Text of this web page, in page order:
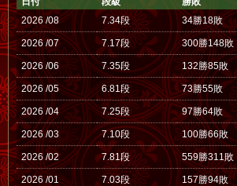
2026 /08
7.34段 34勝18敗
2026 /07 7.17段 300勝148敗
2026 /06 7.35段 132勝85敗
2026 /05 6.81段 73勝55敗
2026 /04 7.25段 97勝64敗
2026 /03 7.10段 100勝66敗
2026 /02 7.81段 559勝311敗
2026 /01 7.03段 157勝94敗